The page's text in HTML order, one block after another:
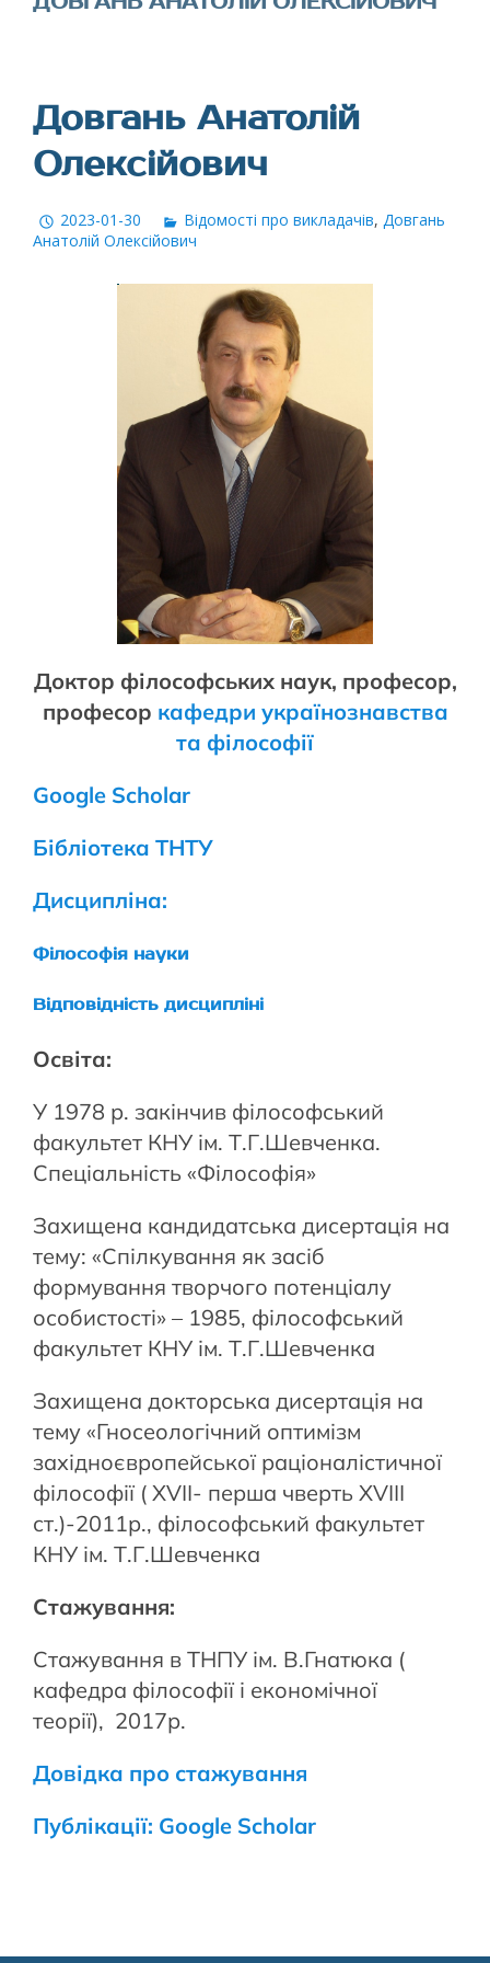
Довгань Анатолій
Олексійович
2023-01-30 Відомості про викладачів,Довгань
Анатолій Олексійович
Доктор філософських наук, професор,
професор кафедри українознавства
та філософії
Google Scholar
Бібліотека ТНТУ
Дисципліна:
Філософія науки
Відповідність дисципліні
Освіта:
У 1978 р. закінчив філософський
факультет КНУ ім. Т.Г.Шевченка.
Спеціальність «Філософія»
Захищена кандидатська дисертація на
тему: «Спілкування як засіб
формування творчого потенціалу
особистості» – 1985, філософський
факультет КНУ ім. Т.Г.Шевченка
Захищена докторська дисертація на
тему «Гносеологічний оптимізм
західноєвропейської раціоналістичної
філософії ( ХVII- перша чверть ХVIII
ст.)-2011р., філософський факультет
КНУ ім. Т.Г.Шевченка
Стажування:
Стажування в ТНПУ ім. В.Гнатюка (
кафедра філософії і економічної
теорії), 2017р.
Довідка про стажування
Публікації: Google Scholar